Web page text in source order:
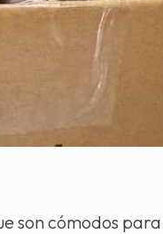
son cómodos